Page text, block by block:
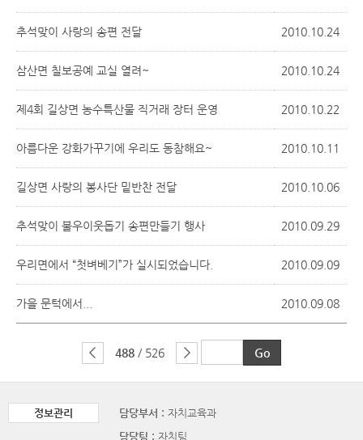
추석맞이 사랑의 송편 전달 2010.10.24
삼산면 칠보공예 교실 열려~ 2010.10.24
제4회 길상면 농수특산물 직거래 장터 운영 2010.10.22
아름다운 강화가꾸기에 우리도 동참해요~ 2010.10.11
길상면 사랑의 봉사단 밑반찬 전달 2010.10.06
추석맞이 불우이웃돕기 송편만들기 행사 2010.09.29
우리면에서 “첫벼베기”가 실시되었습니다. 2010.09.09
가을 문턱에서... 2010.09.08
488 / 526
정보관리 담당부서 : 자치교육과
담당팀 : 자치팀